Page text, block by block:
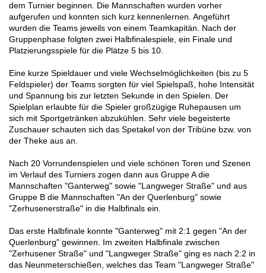
dem Turnier beginnen. Die Mannschaften wurden vorher
aufgerufen und konnten sich kurz kennenlernen. Angeführt
wurden die Teams jeweils von einem Teamkapitän. Nach der
Gruppenphase folgten zwei Halbfinalespiele, ein Finale und
Platzierungsspiele für die Plätze 5 bis 10.
Eine kurze Spieldauer und viele Wechselmöglichkeiten (bis zu 5
Feldspieler) der Teams sorgten für viel Spielspaß, hohe Intensität
und Spannung bis zur letzten Sekunde in den Spielen. Der
Spielplan erlaubte für die Spieler großzügige Ruhepausen um
sich mit Sportgetränken abzukühlen. Sehr viele begeisterte
Zuschauer schauten sich das Spetakel von der Tribüne bzw. von
der Theke aus an.
Nach 20 Vorrundenspielen und viele schönen Toren und Szenen
im Verlauf des Turniers zogen dann aus Gruppe A die
Mannschaften "Ganterweg" sowie "Langweger Straße" und aus
Gruppe B die Mannschaften "An der Querlenburg" sowie
"Zerhusenerstraße" in die Halbfinals ein.
Das erste Halbfinale konnte "Ganterweg" mit 2:1 gegen "An der
Querlenburg" gewinnen. Im zweiten Halbfinale zwischen
"Zerhusener Straße" und "Langweger Straße" ging es nach 2:2 in
das Neunmeterschießen, welches das Team "Langweger Straße"